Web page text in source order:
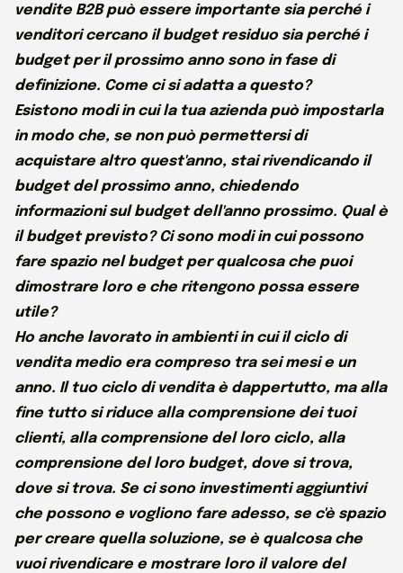
vendite B2B può essere importante sia perché i
venditori cercano il budget residuo sia perché i
budget per il prossimo anno sono in fase di
definizione. Come ci si adatta a questo?
Esistono modi in cui la tua azienda può impostarla
in modo che, se non può permettersi di
acquistare altro quest'anno, stai rivendicando il
budget del prossimo anno, chiedendo
informazioni sul budget dell'anno prossimo. Qual è
il budget previsto? Ci sono modi in cui possono
fare spazio nel budget per qualcosa che puoi
dimostrare loro e che ritengono possa essere
utile?
Ho anche lavorato in ambienti in cui il ciclo di
vendita medio era compreso tra sei mesi e un
anno. Il tuo ciclo di vendita è dappertutto, ma alla
fine tutto si riduce alla comprensione dei tuoi
clienti, alla comprensione del loro ciclo, alla
comprensione del loro budget, dove si trova,
dove si trova. Se ci sono investimenti aggiuntivi
che possono e vogliono fare adesso, se c'è spazio
per creare quella soluzione, se è qualcosa che
vuoi rivendicare e mostrare loro il valore del